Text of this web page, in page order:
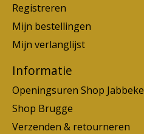
Registreren
Mijn bestellingen
Mijn verlanglijst
Informatie
Openingsuren Shop Jabbeke
Shop Brugge
Verzenden & retourneren